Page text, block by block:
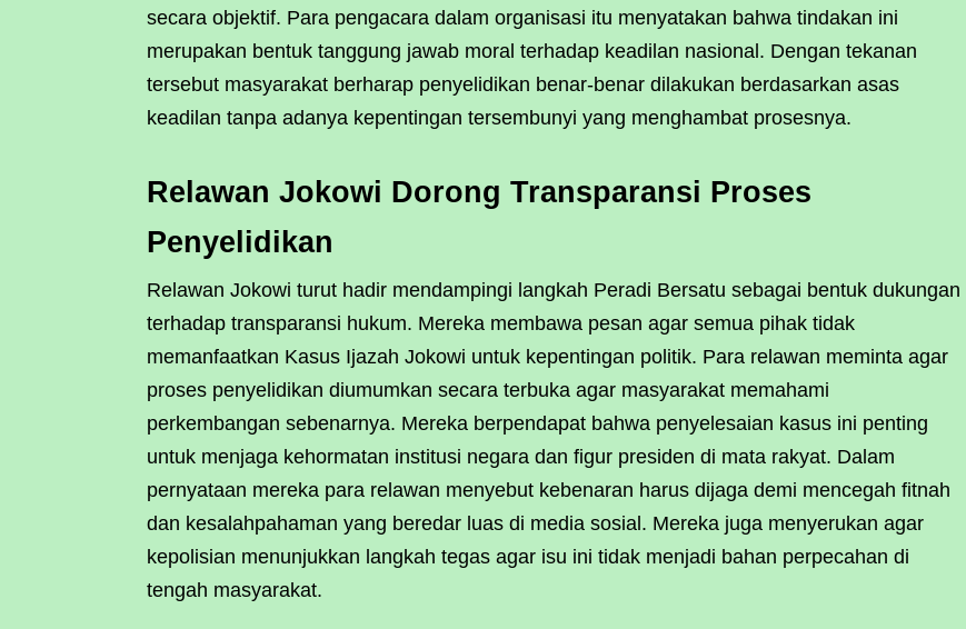
secara objektif. Para pengacara dalam organisasi itu menyatakan bahwa tindakan ini
merupakan bentuk tanggung jawab moral terhadap keadilan nasional. Dengan tekanan
tersebut masyarakat berharap penyelidikan benar-benar dilakukan berdasarkan asas
keadilan tanpa adanya kepentingan tersembunyi yang menghambat prosesnya.
Relawan Jokowi Dorong Transparansi Proses
Penyelidikan
Relawan Jokowi turut hadir mendampingi langkah Peradi Bersatu sebagai bentuk dukungan
terhadap transparansi hukum. Mereka membawa pesan agar semua pihak tidak
memanfaatkan Kasus Ijazah Jokowi untuk kepentingan politik. Para relawan meminta agar
proses penyelidikan diumumkan secara terbuka agar masyarakat memahami
perkembangan sebenarnya. Mereka berpendapat bahwa penyelesaian kasus ini penting
untuk menjaga kehormatan institusi negara dan figur presiden di mata rakyat. Dalam
pernyataan mereka para relawan menyebut kebenaran harus dijaga demi mencegah fitnah
dan kesalahpahaman yang beredar luas di media sosial. Mereka juga menyerukan agar
kepolisian menunjukkan langkah tegas agar isu ini tidak menjadi bahan perpecahan di
tengah masyarakat.